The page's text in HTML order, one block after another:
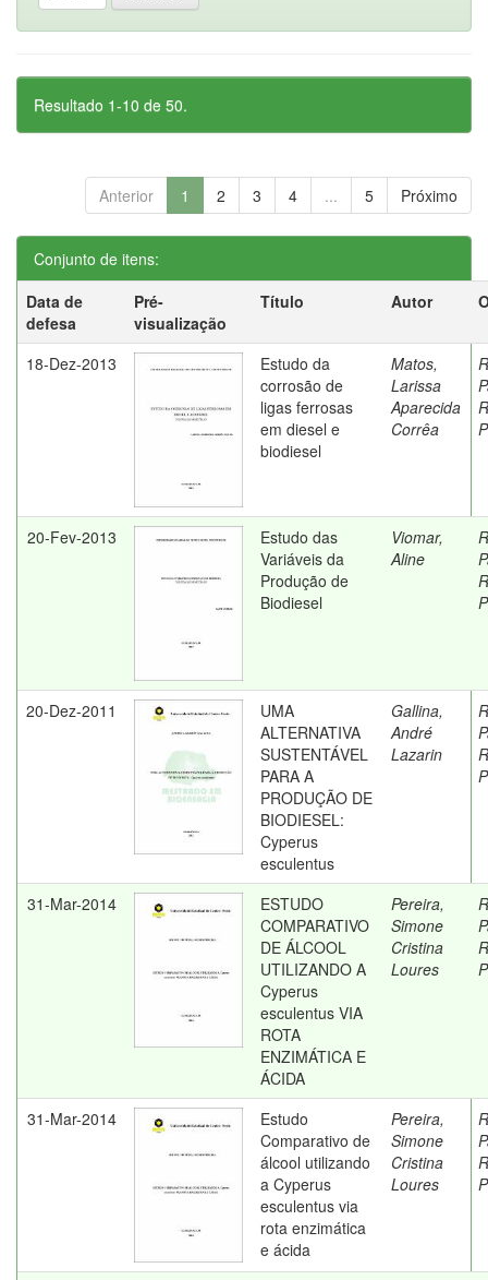
Resultado 1-10 de 50.
Anterior 1 2 3 4 ... 5 Próximo
Conjunto de itens:
Data de
defesa
Pré-
visualização
Título Autor
18-Dez-2013
Estudo da
corrosão de
ligas ferrosas
em diesel e
biodiesel
Matos,
Larissa
Aparecida
Corrêa
20-Fev-2013
Estudo das
Variáveis da
Produção de
Biodiesel
Viomar,
Aline
20-Dez-2011
UMA
ALTERNATIVA
SUSTENTÁVEL
PARA A
PRODUÇÃO DE
BIODIESEL:
Cyperus
esculentus
Gallina,
André
Lazarin
31-Mar-2014
ESTUDO
COMPARATIVO
DE ÁLCOOL
UTILIZANDO A
Cyperus
esculentus VIA
ROTA
ENZIMÁTICA E
ÁCIDA
Pereira,
Simone
Cristina
Loures
31-Mar-2014
Estudo
Comparativo de
álcool utilizando
a Cyperus
esculentus via
rota enzimática
e ácida
Pereira,
Simone
Cristina
Loures